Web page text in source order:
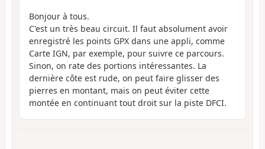
Bonjour à tous.
C'est un très beau circuit. Il faut absolument avoir
enregistré les points GPX dans une appli, comme
Carte IGN, par exemple, pour suivre ce parcours.
Sinon, on rate des portions intéressantes. La
dernière côte est rude, on peut faire glisser des
pierres en montant, mais on peut éviter cette
montée en continuant tout droit sur la piste DFCI.